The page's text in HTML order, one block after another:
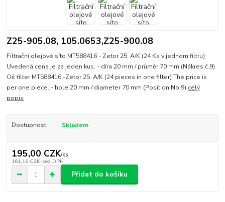
Z25-905.08, 105.0653,Z25-900.08
Filtrační olejové síto MT588416 - Zetor 25 A/K (24 Ks v jednom filtru)
Uvedená cena je za jeden kus. - díra 20 mm / průměr 70 mm (Nákres č.9)
Oil filter MT588416 -Zetor 25 A/K (24 pieces in one filter) The price is
per one piece. - hole 20 mm / diameter 70 mm (Position Nb.9) celý
popis
Dostupnost Skladem
195,00 CZK/ks
161,16 CZK bez DPH
Přidat do košíku